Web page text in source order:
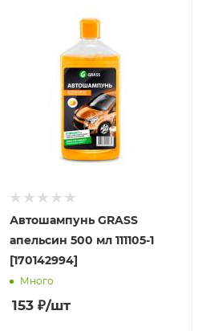
Автошампунь GRASS
апельсин 500 мл 111105-1
[170142994]
Много
153₽/шт